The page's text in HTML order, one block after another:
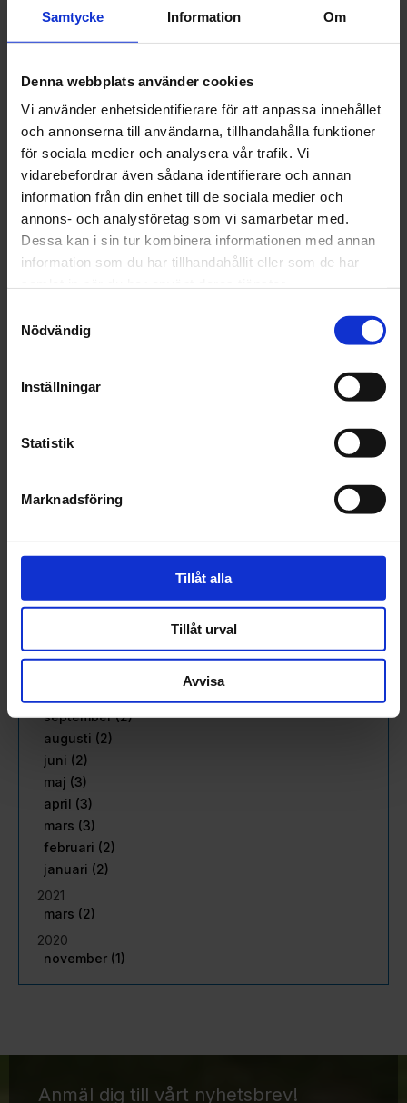
Samtycke Information Om
Denna webbplats använder cookies
Vi använder enhetsidentifierare för att anpassa innehållet
och annonserna till användarna, tillhandahålla funktioner
för sociala medier och analysera vår trafik. Vi
vidarebefordrar även sådana identifierare och annan
information från din enhet till de sociala medier och
annons- och analysföretag som vi samarbetar med.
Dessa kan i sin tur kombinera informationen med annan
information som du har tillhandahållit eller som de har
Nödvändig
Inställningar
Statistik
Marknadsföring
Tillåt alla
Tillåt urval
Avvisa
april (15)
mars (22)
januari (16)
2024
december (32)
november (1)
oktober (1)
september (1)
juni (1)
maj (1)
april (2)
januari (3)
november (5)
juni (2)
januari (2)
december (1)
september (2)
augusti (2)
juni (2)
maj (3)
april (3)
mars (3)
februari (2)
januari (2)
2021
mars (2)
2020
november (1)
Anmäl dig till vårt nyhetsbrev!